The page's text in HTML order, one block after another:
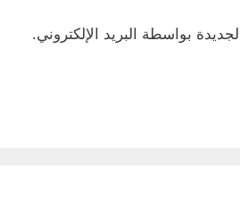
بواسطة البريد الإلكتروني.